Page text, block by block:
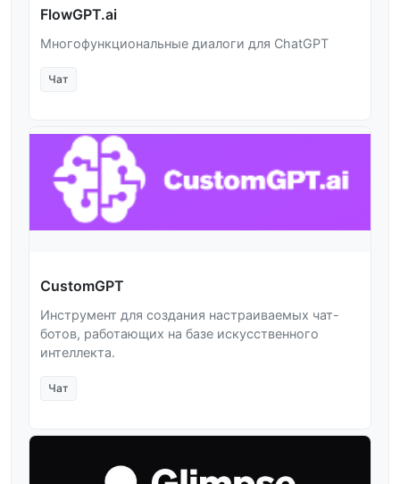
FlowGPT.ai
Многофункциональные диалоги для ChatGPT
Чат
CustomGPT
Инструмент для создания настраиваемых чат-
ботов, работающих на базе искусственного
интеллекта.
Чат